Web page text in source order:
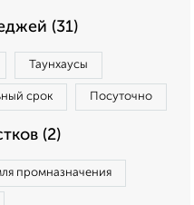
(31)
Таунхаусы
срок Посуточно
(2)
промназначения